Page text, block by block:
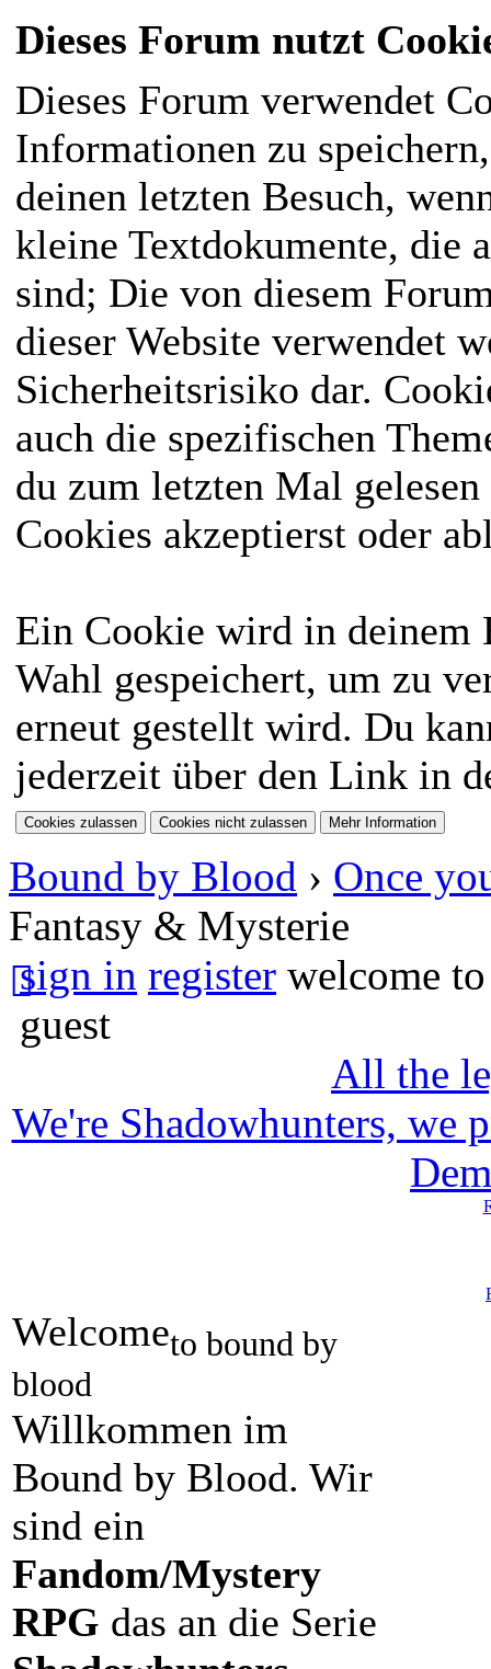
Dieses Forum nutzt
Dieses Forum verwendet
Informationen zu
deinen letzten Besuch,
kleine Textdokumente, die
sind; Die von diesem
dieser Website verwendet
Sicherheitsrisiko dar.
auch die spezifischen
du zum letzten Mal
Cookies akzeptierst oder
Ein Cookie wird in deinem
Wahl gespeichert, um zu
erneut gestellt wird. Du
jederzeit über den Link in
Bound by Blood › Once
Fantasy & Mysterie
sign in register welcome
guest
All the
We're Shadowhunters, we
Welcometo bound by
blood
Willkommen im
Bound by Blood. Wir
sind ein
Fandom/Mystery
RPG das an die Serie